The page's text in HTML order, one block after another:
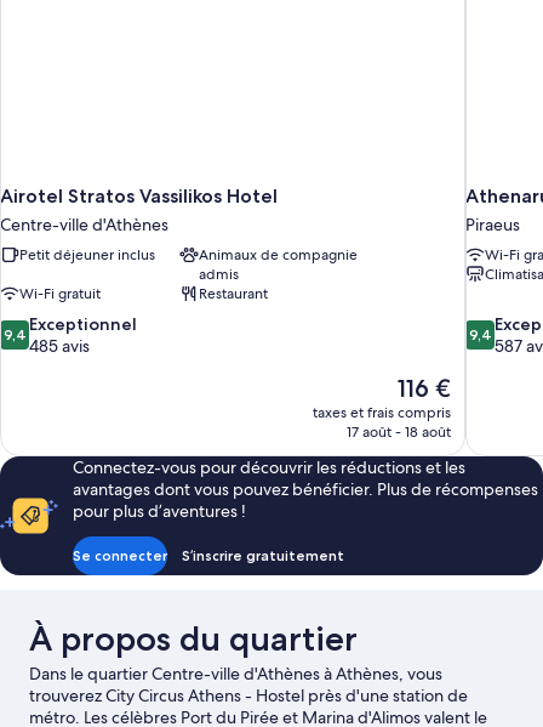
Airotel Stratos Vassilikos Hotel
Centre-ville d'Athènes
Petit déjeuner inclus
Animaux de compagnie
admis
Wi-Fi gratuit
Restaurant
9.4
sur
9,4 Exceptionnel
485 avis
Le
nouveau
prix
de
116 €
116 €
taxes et frais compris
17 août - 18 août
Piraeus
Wi-Fi
9.4
sur
9,4
587
Connectez-vous pour découvrir les réductions et les
avantages dont vous pouvez bénéficier. Plus de récompenses
pour plus d’aventures !
Se connecter S’inscrire gratuitement
À propos du quartier
Dans le quartier Centre-ville d'Athènes à Athènes, vous
trouverez City Circus Athens - Hostel près d'une station de
métro. Les célèbres Port du Pirée et Marina d'Alimos valent le